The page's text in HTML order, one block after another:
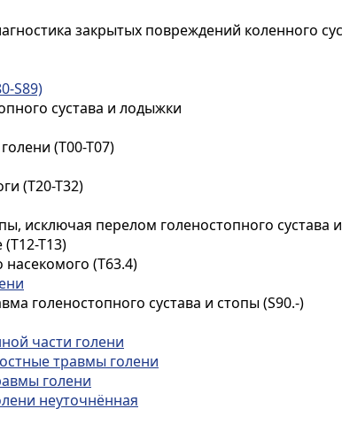
закрытых повреждений коленного
S89)
сустава и лодыжки
(T00-T07)
(T20-T32)
исключая перелом голеностопного сустава
T13)
насекомого (T63.4)
голеностопного сустава и стопы (S90.-)
части голени
травмы голени
голени
неуточнённая